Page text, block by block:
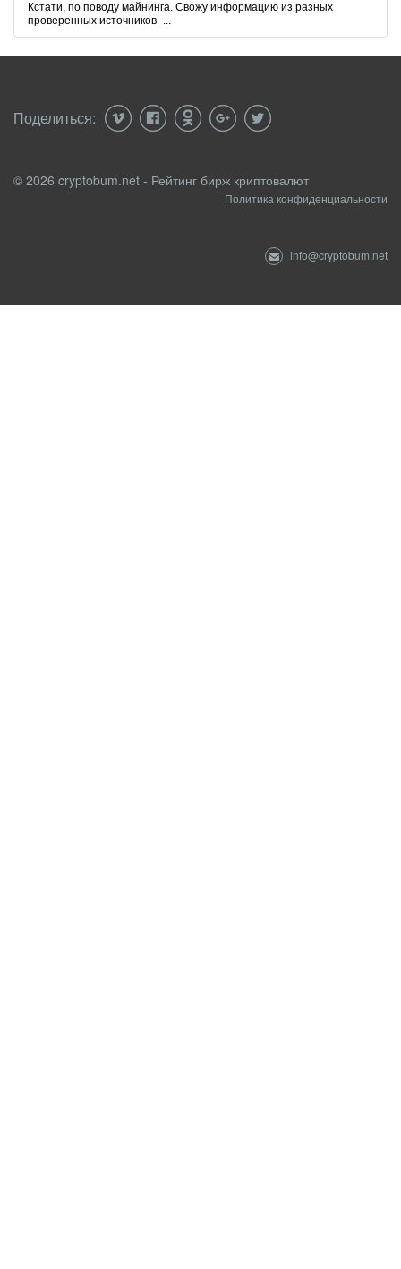
Кстати, по поводу майнинга. Свожу информацию из разных
проверенных источников -...
Поделиться:
© 2026 cryptobum.net - Рейтинг бирж криптовалют
Политика конфиденциальности
info@cryptobum.net